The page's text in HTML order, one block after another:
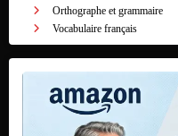
Orthographe et grammaire
Vocabulaire français